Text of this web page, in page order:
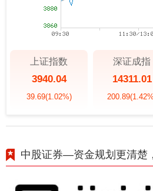
上证指数
3940.04
39.69(1.02%)
深证成指
14311.01
200.89
中股证券—资金规划更清楚